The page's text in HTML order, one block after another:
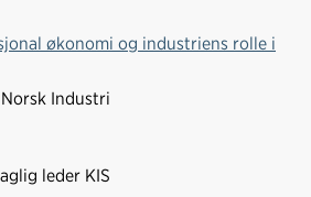
økonomi og industriens rolle i
Industri
leder KIS